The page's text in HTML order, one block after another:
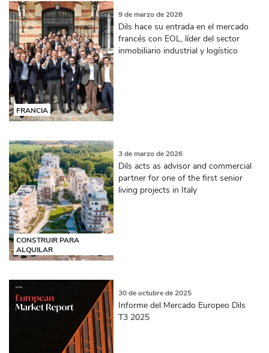
FRANCIA
9 de marzo de 2026
Dils hace su entrada en el mercado
francés con EOL, líder del sector
inmobiliario industrial y logístico
CONSTRUIR PARA
ALQUILAR
3 de marzo de 2026
Dils acts as advisor and commercial
partner for one of the first senior
living projects in Italy
30 de octubre de 2025
Informe del Mercado Europeo Dils
T3 2025